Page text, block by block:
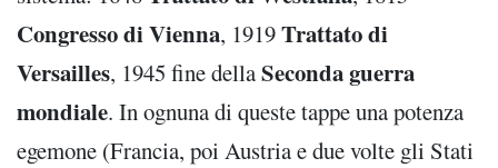
Congresso di Vienna, 1919Trattato di
Versailles, 1945 fine dellaSeconda guerra
mondiale. In ognuna di queste tappe una potenza
egemone (Francia, poi Austria e due volte gli Stati